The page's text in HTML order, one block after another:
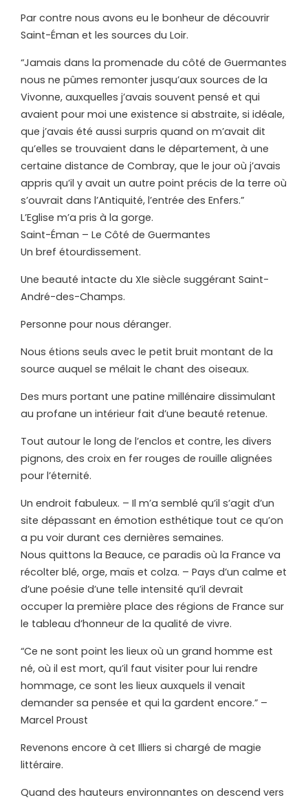
Par contre nous avons eu le bonheur de découvrir
Saint-Éman et les sources du Loir.
“Jamais dans la promenade du côté de Guermantes
nous ne pûmes remonter jusqu’aux sources de la
Vivonne, auxquelles j’avais souvent pensé et qui
avaient pour moi une existence si abstraite, si idéale,
que j’avais été aussi surpris quand on m’avait dit
qu’elles se trouvaient dans le département, à une
certaine distance de Combray, que le jour où j’avais
appris qu’il y avait un autre point précis de la terre où
s’ouvrait dans l’Antiquité, l’entrée des Enfers.”
L’Eglise m’a pris à la gorge.
Saint-Éman – Le Côté de Guermantes
Un bref étourdissement.
Une beauté intacte du XIe siècle suggérant Saint-
André-des-Champs.
Personne pour nous déranger.
Nous étions seuls avec le petit bruit montant de la
source auquel se mêlait le chant des oiseaux.
Des murs portant une patine millénaire dissimulant
au profane un intérieur fait d’une beauté retenue.
Tout autour le long de l’enclos et contre, les divers
pignons, des croix en fer rouges de rouille alignées
pour l’éternité.
Un endroit fabuleux. – Il m’a semblé qu’il s’agit d’un
site dépassant en émotion esthétique tout ce qu’on
a pu voir durant ces dernières semaines.
Nous quittons la Beauce, ce paradis où la France va
récolter blé, orge, maïs et colza. – Pays d’un calme et
d’une poésie d’une telle intensité qu’il devrait
occuper la première place des régions de France sur
le tableau d’honneur de la qualité de vivre.
“Ce ne sont point les lieux où un grand homme est
né, où il est mort, qu’il faut visiter pour lui rendre
hommage, ce sont les lieux auxquels il venait
demander sa pensée et qui la gardent encore.” –
Marcel Proust
Revenons encore à cet Illiers si chargé de magie
littéraire.
Quand des hauteurs environnantes on descend vers